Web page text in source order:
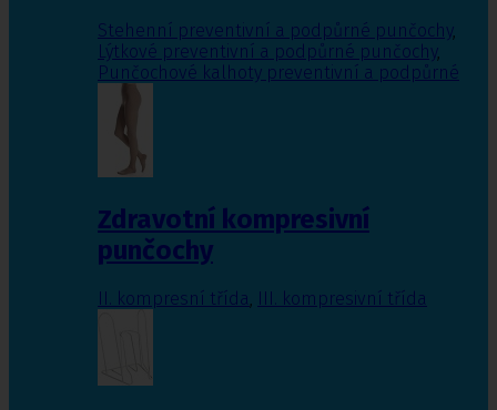
Stehenní preventivní a podpůrné punčochy,
Lýtkové preventivní a podpůrné punčochy,
Punčochové kalhoty preventivní a podpůrné
Zdravotní kompresivní
punčochy
II. kompresní třída III. kompresivní třída